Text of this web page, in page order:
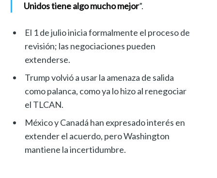
Unidos tiene algo mucho mejor”.
El 1 de julio inicia formalmente el proceso de
revisión; las negociaciones pueden
extenderse.
Trump volvió a usar la amenaza de salida
como palanca, como ya lo hizo al renegociar
el TLCAN.
México y Canadá han expresado interés en
extender el acuerdo, pero Washington
mantiene la incertidumbre.